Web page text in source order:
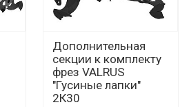
Дополнительная
секции к комплекту
фрез VALRUS
"Гусиные лапки"
2К30